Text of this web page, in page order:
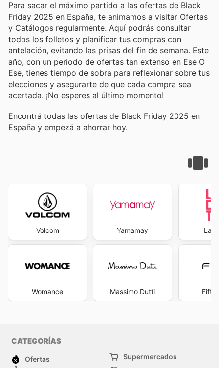
Para sacar el máximo partido a las ofertas de Black
Friday 2025 en España, te animamos a visitar Ofertas
y Catálogos regularmente. Aquí podrás consultar
todos los folletos y planificar tus compras con
antelación, evitando las prisas del fin de semana. Este
año, con un periodo de ofertas tan extenso en Ese O
Ese, tienes tiempo de sobra para reflexionar sobre tus
elecciones y asegurarte de que cada compra sea
acertada. ¡No esperes al último momento!
Encontrá todas las ofertas de Black Friday 2025 en
España y empezá a ahorrar hoy.
Volcom
Womance
Yamamay
Massimo Dutti
La
Fifty
CATEGORÍAS
Ofertas
Supermercados